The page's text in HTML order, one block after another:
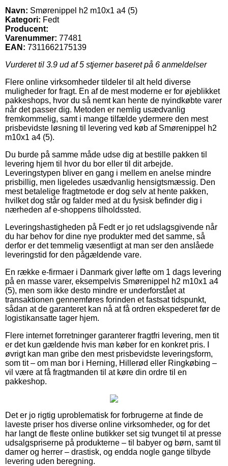
Navn: Smørenippel h2 m10x1 a4 (5)
Kategori: Fedt
Producent:
Varenummer: 77481
EAN: 7311662175139
Vurderet til 3.9 ud af 5 stjerner baseret på 6 anmeldelser
Flere online virksomheder tildeler til alt held diverse
muligheder for fragt. En af de mest moderne er for øjeblikket
pakkeshops, hvor du så nemt kan hente de nyindkøbte varer
når det passer dig. Metoden er nemlig usædvanlig
fremkommelig, samt i mange tilfælde ydermere den mest
prisbevidste løsning til levering ved køb af Smørenippel h2
m10x1 a4 (5).
Du burde på samme måde udse dig at bestille pakken til
levering hjem til hvor du bor eller til dit arbejde.
Leveringstypen bliver en gang i mellem en anelse mindre
prisbillig, men ligeledes usædvanlig hensigtsmæssig. Den
mest betalelige fragtmetode er dog selv at hente pakken,
hvilket dog står og falder med at du fysisk befinder dig i
nærheden af e-shoppens tilholdssted.
Leveringshastigheden på Fedt er jo ret udslagsgivende når
du har behov for dine nye produkter med det samme, så
derfor er det temmelig væsentligt at man ser den anslåede
leveringstid for den pågældende vare.
En række e-firmaer i Danmark giver løfte om 1 dags levering
på en masse varer, eksempelvis Smørenippel h2 m10x1 a4
(5), men som ikke desto mindre er underforstået at
transaktionen gennemføres forinden et fastsat tidspunkt,
sådan at de garanteret kan nå at få ordren ekspederet før de
logistikansatte tager hjem.
Flere internet forretninger garanterer fragtfri levering, men tit
er det kun gældende hvis man køber for en konkret pris. I
øvrigt kan man gribe den mest prisbevidste leveringsform,
som tit – om man bor i Herning, Hillerød eller Ringkøbing –
vil være at få fragtmanden til at køre din ordre til en
pakkeshop.
Det er jo rigtig uproblematisk for forbrugerne at finde de
laveste priser hos diverse online virksomheder, og for det
har langt de fleste online butikker set sig tvunget til at presse
udsalgspriserne på produkterne – til babyer og børn, samt til
damer og herrer – drastisk, og endda nogle gange tilbyde
levering uden beregning.